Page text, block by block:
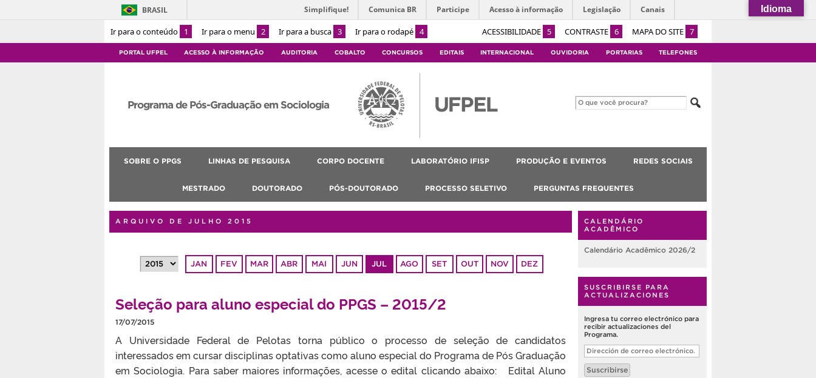
Ir para o conteúdo 1 Ir para o menu 2 Ir para a busca 3 Ir para o rodapé 4 ACESSIBILIDADE 5 CONTRASTE 6 MAPA DO SITE 7
BRASIL Simplifique! Comunica BR Participe Acesso à informação Legislação Canais
PORTAL UFPEL ACESSO À INFORMAÇÃO AUDITORIA COBALTO CONCURSOS EDITAIS INTERNACIONAL OUVIDORIA PORTARIAS TELEFONES
Programa de Pós-Graduação em Sociologia
SOBRE O PPGS LINHAS DE PESQUISA CORPO DOCENTE LABORATÓRIO IFISP PRODUÇÃO E EVENTOS REDES SOCIAIS
MESTRADO DOUTORADO PÓS-DOUTORADO PROCESSO SELETIVO PERGUNTAS FREQUENTES
ARQUIVO DE JULHO 2015
JAN FEV MAR ABR MAI JUN JUL AGO SET OUT NOV DEZ
Seleção para aluno especial do PPGS – 2015/2
17/07/2015
A Universidade Federal de Pelotas torna público o processo de seleção de candidatos
interessados em cursar disciplinas optativas como aluno especial do Programa de Pós Graduação
em Sociologia. Para saber maiores informações, acesse o edital clicando abaixo: Edital Aluno
CALENDÁRIO
ACADÊMICO
Calendário Acadêmico 2026/2
SUSCRIBIRSE PARA
ACTUALIZACIONES
Ingresa tu correo electrónico para
recibir actualizaciones del
Programa.
Dirección
de
correo
electrónico.
Suscribirse
Idioma